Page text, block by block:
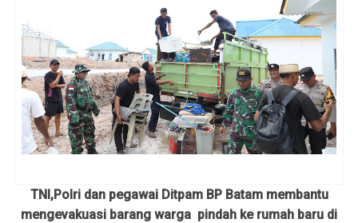
TNI,Polri dan pegawai Ditpam BP Batam membantu
mengevakuasi barang warga pindah ke rumah baru di